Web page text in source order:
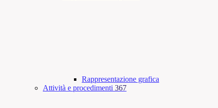
Rappresentazione grafica
Attività e procedimenti 367